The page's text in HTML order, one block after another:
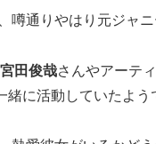
噂通りやはり元ジャニ
宮田俊哉さんやアーテ
緒に活動していたよう